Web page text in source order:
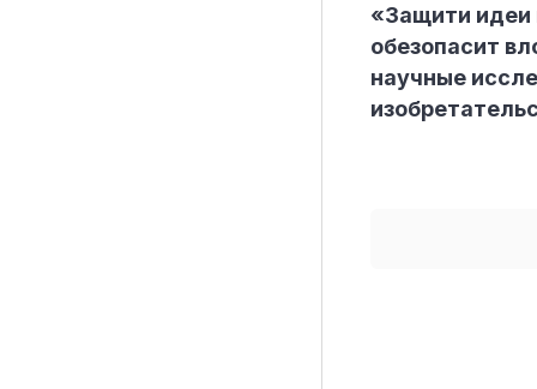
Интеллектуальная собственность и креативные
«Защити идеи
обезопасит
научные